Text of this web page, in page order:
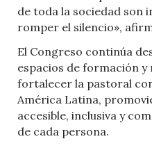
de toda la sociedad son
romper el silencio»,
El Congreso continúa
espacios de formación
fortalecer la pastoral
América Latina,
accesible, inclusiva y
de cada persona.